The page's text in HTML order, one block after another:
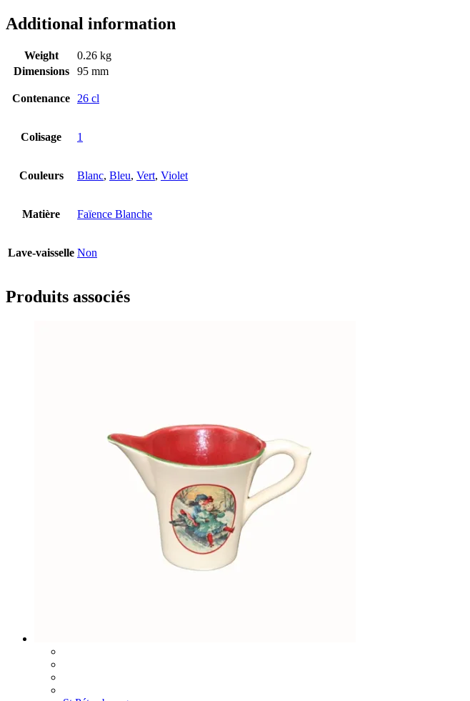
Additional information
Weight
0.26 kg
Dimensions
95 mm
Contenance 26 cl
Colisage 1
Couleurs Blanc, Bleu, Vert, Violet
Matière Faïence Blanche
Lave-vaisselle Non
Produits associés